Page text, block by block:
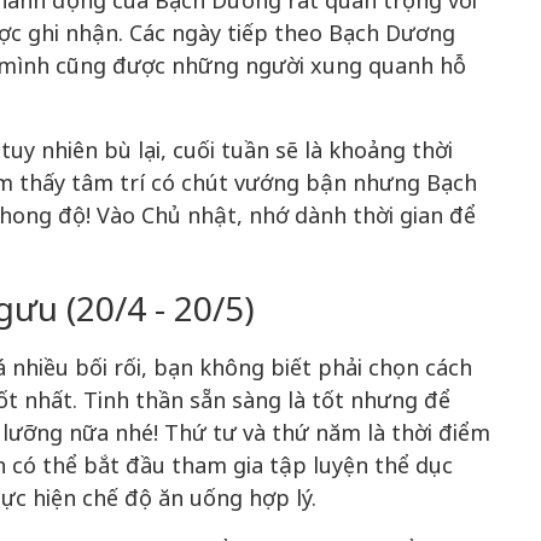
ghi nhận. Các ngày tiếp theo Bạch Dương
cũng được những người xung quanh hỗ
nhiên bù lại, cuối tuần sẽ là khoảng thời
thấy tâm trí có chút vướng bận nhưng Bạch
độ! Vào Chủ nhật, nhớ dành thời gian để
(20/4 - 20/5)
bối rối, bạn không biết phải chọn cách
nhất. Tinh thần sẵn sàng là tốt nhưng để
nữa nhé! Thứ tư và thứ năm là thời điểm
có thể bắt đầu tham gia tập luyện thể dục
hiện chế độ ăn uống hợp lý.